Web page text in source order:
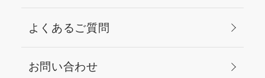
よくあるご質問
お問い合わせ